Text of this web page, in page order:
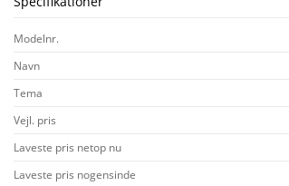
Modelnr.
Navn
Tema
Vejl. pris
Laveste pris netop nu
Laveste pris nogensinde